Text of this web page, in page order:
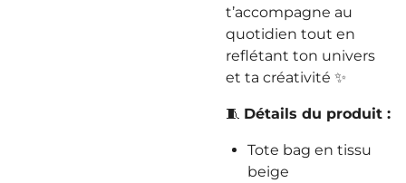
t’accompagne au
quotidien tout en
reflétant ton univers
et ta créativité ✨
🧵 Détails du produit :
Tote bag en tissu
beige